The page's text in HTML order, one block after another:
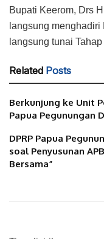
Bupati Keerom, Drs
langsung
langsung tunai
Related Posts
Berkunjung ke Unit
Papua Pegunungan
DPRP Papua
soal Penyusunan
Bersama”